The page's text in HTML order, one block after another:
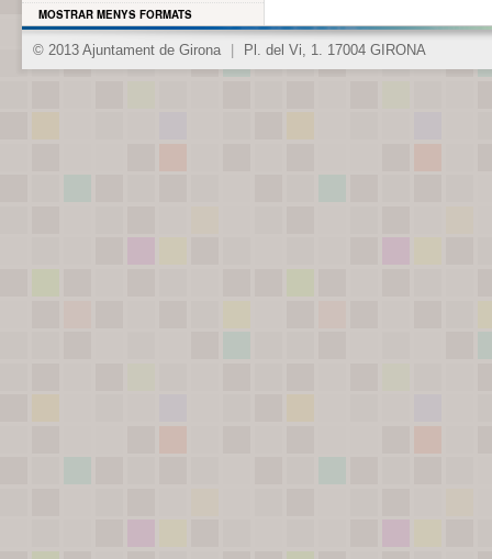
MOSTRAR MENYS FORMATS
© 2013 Ajuntament de Girona Pl. del Vi, 1. 17004 GIRONA